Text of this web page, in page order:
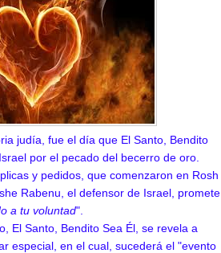
judía, fue el día que El Santo, Bendito
por el pecado del becerro de oro.
y pedidos, que comenzaron en Rosh
Rabenu, el defensor de Israel, promete
a tu voluntad".
El Santo, Bendito Sea Él, se revela a
especial, en el cual, sucederá el "evento